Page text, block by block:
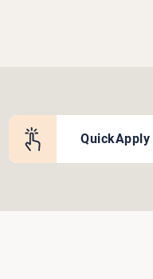
QuickApply